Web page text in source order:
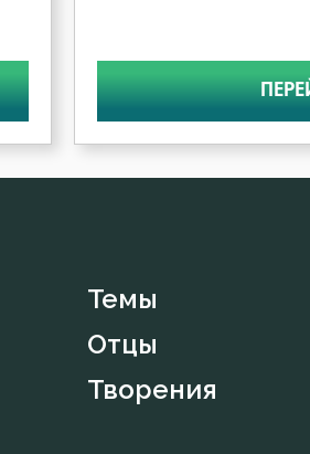
Темы
Отцы
Творения